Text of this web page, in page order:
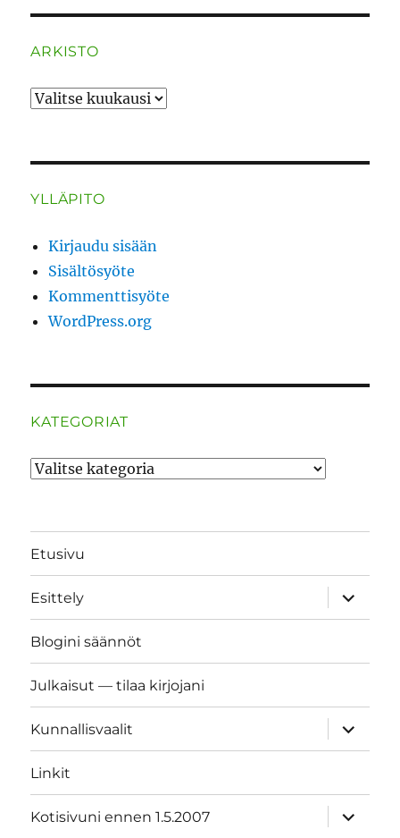
ARKISTO
ARKISTO
YLLÄPITO
Kirjaudu sisään
Sisältösyöte
Kommenttisyöte
WordPress.org
KATEGORIAT
Kategoriat
Etusivu
Esittely
näytä
Blogini säännöt
Julkaisut — tilaa kirjojani
Kunnallisvaalit
näytä
Linkit
Kotisivuni ennen 1.5.2007
näytä